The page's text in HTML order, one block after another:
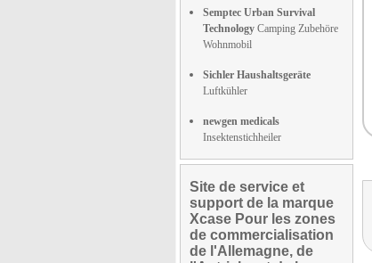
Semptec Urban Survival
Technology Camping Zubehöre
Wohnmobil
Sichler Haushaltsgeräte
Luftkühler
newgen medicals
Insektenstichheiler
Site de service et
support de la marque
Xcase Pour les zones
de commercialisation
de l'Allemagne, de